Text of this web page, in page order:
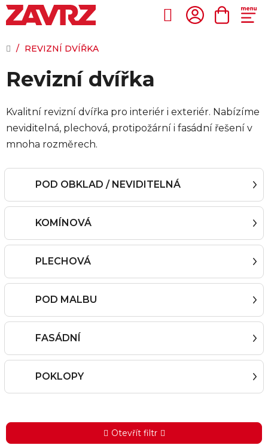
Přejít
na
Hledat
DOMŮ
/ REVIZNÍ DVÍŘKA
Revizní dvířka
Kvalitní revizní dvířka pro interiér i exteriér. Nabízíme
neviditelná, plechová, protipožární i fasádní řešení v
mnoha rozměrech.
POD OBKLAD / NEVIDITELNÁ
KOMÍNOVÁ
PLECHOVÁ
POD MALBU
FASÁDNÍ
POKLOPY
Otevřít filtr